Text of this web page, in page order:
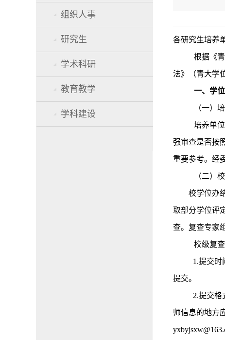
组织人事
研究生
学术科研
教育教学
学科建设
各研究生培养
根据《
法》（青大学
一、学
（一）
培养单
强审查是否按
重要参考。经
（二）
校学位办
取部分学位评
查。复查专家
校级复
1.提交时
提交。
2.提交格
师信息的地方